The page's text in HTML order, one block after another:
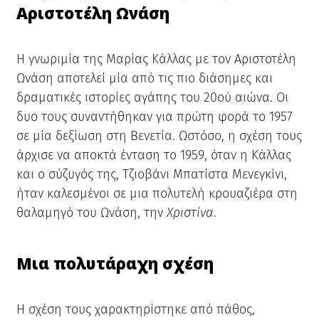
Αριστοτέλη Ωνάση
Η γνωριμία της Μαρίας Κάλλας με τον Αριστοτέλη
Ωνάση αποτελεί μία από τις πιο διάσημες και
δραματικές ιστορίες αγάπης του 20ού αιώνα. Οι
δυο τους συναντήθηκαν για πρώτη φορά το 1957
σε μία δεξίωση στη Βενετία. Ωστόσο, η σχέση τους
άρχισε να αποκτά ένταση το 1959, όταν η Κάλλας
και ο σύζυγός της, Τζιοβάνι Μπατίστα Μενεγκίνι,
ήταν καλεσμένοι σε μια πολυτελή κρουαζιέρα στη
θαλαμηγό του Ωνάση, τηνΧριστίνα.
Μια πολυτάραχη σχέση
Η σχέση τους χαρακτηρίστηκε από πάθος,